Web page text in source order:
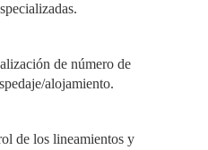
de número de
alojamiento.
de los lineamientos y